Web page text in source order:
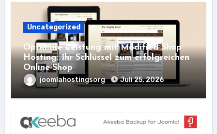
Uncategorized
Optimale Leistung mit Modified Shop
Hosting: Ihr Schlüssel zum erfolgreichen
Online-Shop
joomlahostingsorg Juli 25, 2026